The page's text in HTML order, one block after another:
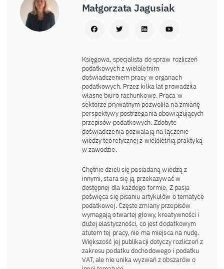
Małgorzata Jagusiak
Księgowa, specjalista do spraw rozliczeń
podatkowych z wieloletnim
doświadczeniem pracy w organach
podatkowych. Przez kilka lat prowadziła
własne biuro rachunkowe. Praca w
sektorze prywatnym pozwoliła na zmianę
perspektywy postrzegania obowiązujących
przepisów podatkowych. Zdobyte
doświadczenia pozwalają na łączenie
wiedzy teoretycznej z wieloletnią praktyką
w zawodzie.
Chętnie dzieli się posiadaną wiedzą z
innymi, stara się ją przekazywać w
dostępnej dla każdego formie. Z pasja
poświęca się pisaniu artykułów o tematyce
podatkowej. Częste zmiany przepisów
wymagają otwartej głowy, kreatywności i
dużej elastyczności, co jest dodatkowym
atutem tej pracy, nie ma miejsca na nudę.
Większość jej publikacji dotyczy rozliczeń z
zakresu podatku dochodowego i podatku
VAT, ale nie unika wyzwań z obszarów o